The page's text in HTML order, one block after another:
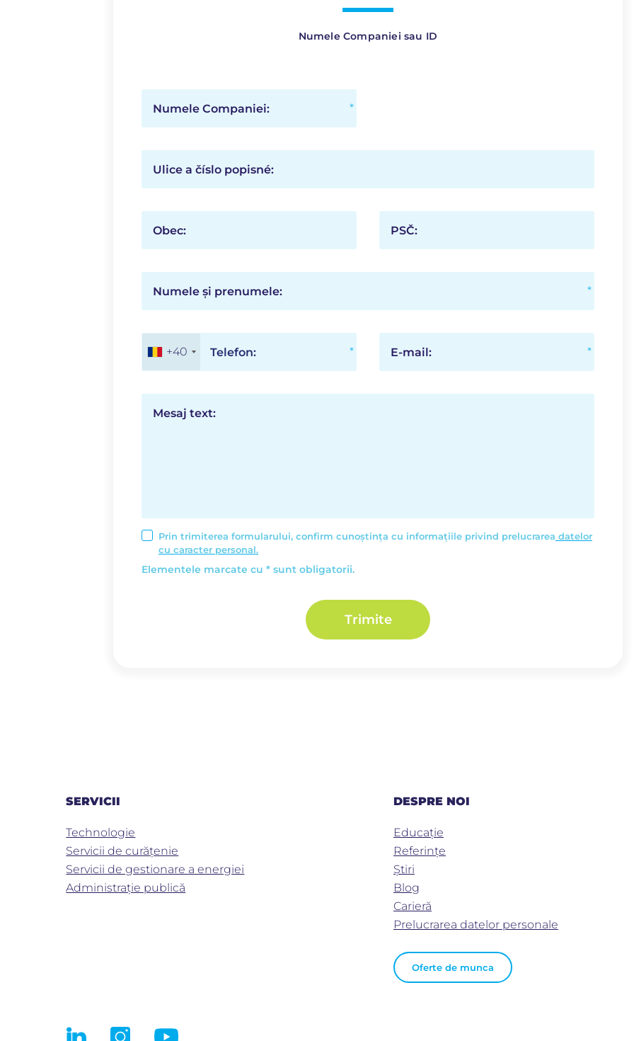
Numele Companiei sau ID
Numele Companiei:
Ulice a číslo popisné:
Obec: PSČ:
Numele și prenumele:
Telefon:
+40 E-mail:
Mesaj text:
Prin trimiterea formularului, confirm cunoștința cu informațiile privind prelucrarea datelor
cu caracter personal.
Elementele marcate cu * sunt obligatorii.
Trimite
SERVICII
Technologie
Servicii de curățenie
Servicii de gestionare a energiei
Administrație publică
DESPRE NOI
Educaţie
Referințe
Știri
Blog
Carieră
Prelucrarea datelor personale
Oferte de munca